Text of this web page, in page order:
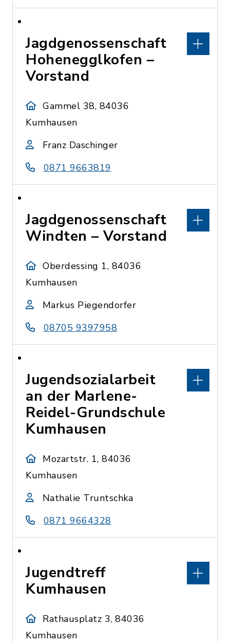
Jagdgenossenschaft
Hohenegglkofen –
Vorstand
Gammel 38, 84036
Kumhausen
Franz Daschinger
0871 9663819
Jagdgenossenschaft
Windten – Vorstand
Oberdessing 1, 84036
Kumhausen
Markus Piegendorfer
08705 9397958
Jugendsozialarbeit
an der Marlene-
Reidel-Grundschule
Kumhausen
Mozartstr. 1, 84036
Kumhausen
Nathalie Truntschka
0871 9664328
Jugendtreff
Kumhausen
Rathausplatz 3, 84036
Kumhausen